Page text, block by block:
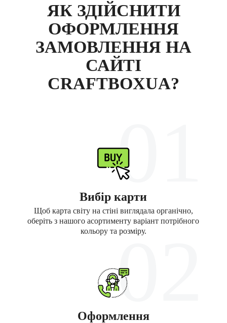
ЯК ЗДІЙСНИТИ
ОФОРМЛЕННЯ
ЗАМОВЛЕННЯ НА
САЙТІ
CRAFTBOXUA?
01
Вибір карти
Щоб карта світу на стіні виглядала органічно,
оберіть з нашого асортименту варіант потрібного
кольору та розміру.
02
Оформлення